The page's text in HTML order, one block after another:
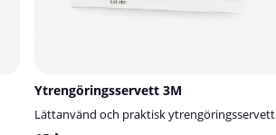
Ytrengöringsservett 3M
Lättanvänd och praktisk ytrengöringsservett